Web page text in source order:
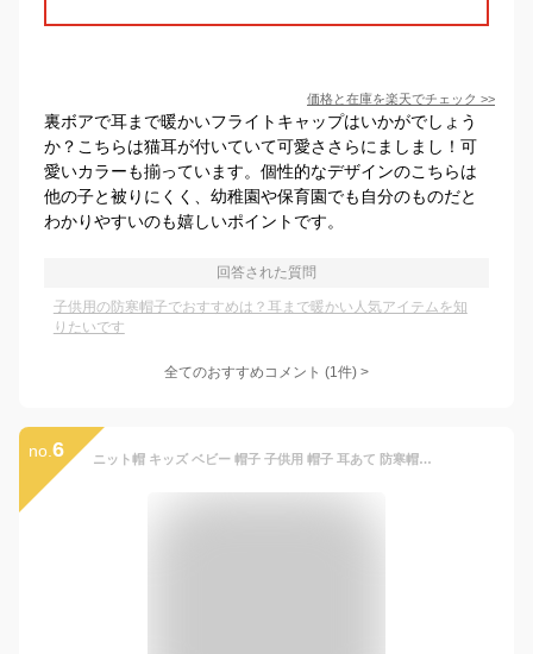
価格と在庫を楽天でチェック >>
裏ボアで耳まで暖かいフライトキャップはいかがでしょう
か？こちらは猫耳が付いていて可愛ささらにましまし！可
愛いカラーも揃っています。個性的なデザインのこちらは
他の子と被りにくく、幼稚園や保育園でも自分のものだと
わかりやすいのも嬉しいポイントです。
回答された質問
子供用の防寒帽子でおすすめは？耳まで暖かい人気アイテムを知
りたいです
全てのおすすめコメント (1件) >
no. 6 ニット帽 キッズ ベビー 帽子 子供用 帽子 耳あて 防寒帽子 秋冬 ベビー 防寒 ボア ポンポン 男の子 女の子 冬用ハット 男女兼用 ベビーニット帽 赤ちゃん 女の子 男の子 耳保護付き 無地 柔らかい 暖かい かわいい 防風 防寒 保温